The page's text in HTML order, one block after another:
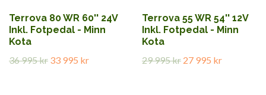
Terrova 80 WR 60'' 24V
Inkl. Fotpedal - Minn
Kota
36 995 kr 33 995 kr
Terrova 55 WR 54'' 12V
Inkl. Fotpedal - Minn
Kota
29 995 kr 27 995 kr